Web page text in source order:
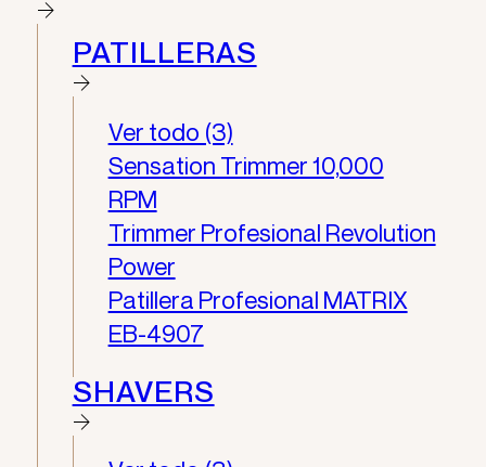
PATILLERAS
Ver todo (3)
Sensation Trimmer 10,000
RPM
Trimmer Profesional Revolution
Power
Patillera Profesional MATRIX
EB-4907
SHAVERS